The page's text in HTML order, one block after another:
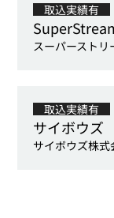
取込実績有
スーパースト
取込実績有
サイボウズ
サイボウズ株式